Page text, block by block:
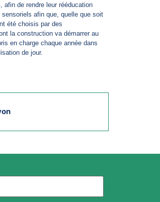
afin de rendre leur rééducation
afin que, quelle que soit
été choisis par des
la construction va démarrer au
en charge chaque année dans
de jour.